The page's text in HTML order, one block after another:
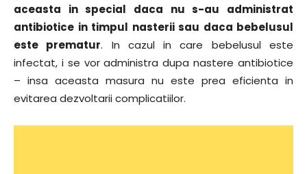
aceasta in special daca nu s-au administrat
antibiotice in timpul nasterii sau daca bebelusul
este prematur. In cazul in care bebelusul este
infectat, i se vor administra dupa nastere antibiotice
– insa aceasta masura nu este prea eficienta in
evitarea dezvoltarii complicatiilor.